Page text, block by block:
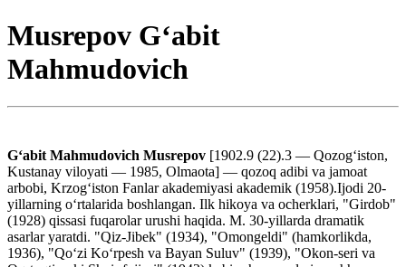
Musrepov G‘abit
Mahmudovich
Gʻabit Mahmudovich Musrepov [1902.9 (22).3 — Qozogʻiston,
Kustanay viloyati — 1985, Olmaota] — qozoq adibi va jamoat
arbobi, Krzogʻiston Fanlar akademiyasi akademik (1958).Ijodi 20-
yillarning oʻrtalarida boshlangan. Ilk hikoya va ocherklari, "Girdob"
(1928) qissasi fuqarolar urushi haqida. M. 30-yillarda dramatik
asarlar yaratdi. "Qiz-Jibek" (1934), "Omongeldi" (hamkorlikda,
1936), "Qoʻzi Koʻrpesh va Bayan Suluv" (1939), "Okon-seri va